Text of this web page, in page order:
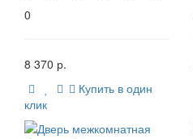
0
8 370 р.
Купить в один
клик